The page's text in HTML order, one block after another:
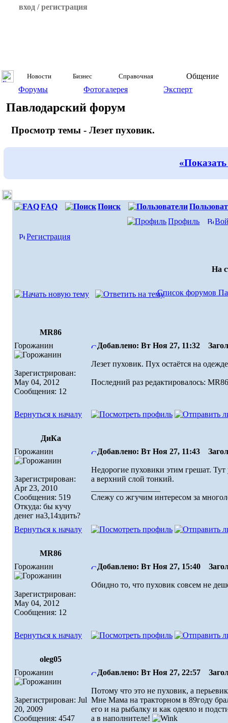
вход / регистрация
Новости Бизнес Справочная
Общение
Форумы
Фотогалерея Эксперт
Павлодарский форум
Просмотр темы - Лезет пуховик.
FAQ Поиск
Профиль
Регистрация
На
Список форумов
MR86
Горожанин
Зарегистрирован:
May 04, 2012
Сообщения: 12
Добавлено: Вт Ноя 27, 11:32
Лезет пуховик. Пух остаётся на
Последний раз редактировалось:
Вернуться к началу
ДиКа
Горожанин
Зарегистрирован:
Apr 23, 2010
Сообщения: 519
Откуда: бы кучу
денег на3,14здить?
Добавлено: Вт Ноя 27, 11:43
Недорогие пуховики этим грешат.
а верхний слой тонкий.
Слежу со жгучим интересом за
Вернуться к началу
MR86
Горожанин
Зарегистрирован:
May 04, 2012
Сообщения: 12
Добавлено: Вт Ноя 27, 15:40
Обидно то, что пуховик совсем не
Вернуться к началу
oleg05
Горожанин
Зарегистрирован: Jul
20, 2009
Сообщения: 4547
Добавлено: Вт Ноя 27, 22:57
Потому что это не пуховик, а
Мне Мама на тракторном в 89году
его и на рыбалку и как одеяло и
а в наполнителе!